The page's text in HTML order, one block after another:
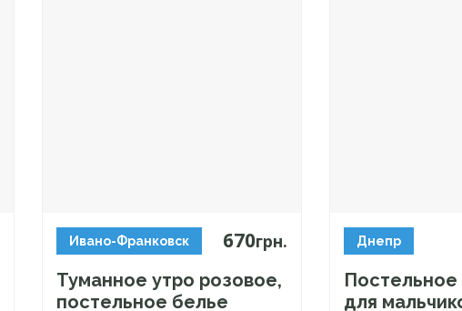
Ивано-Франковск 670грн.
Туманное утро розовое,
постельное белье
Днепр
Постельное
для